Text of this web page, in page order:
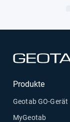
Produkte
Geotab GO-Gerät
MyGeotab